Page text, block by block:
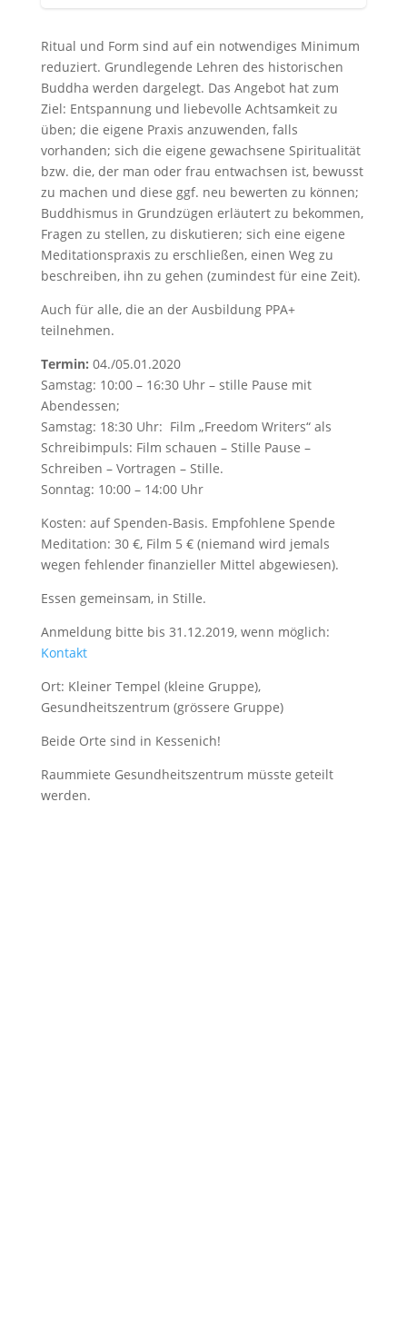
Ritual und Form sind auf ein notwendiges Minimum
reduziert. Grundlegende Lehren des historischen
Buddha werden dargelegt. Das Angebot hat zum
Ziel: Entspannung und liebevolle Achtsamkeit zu
üben; die eigene Praxis anzuwenden, falls
vorhanden; sich die eigene gewachsene Spiritualität
bzw. die, der man oder frau entwachsen ist, bewusst
zu machen und diese ggf. neu bewerten zu können;
Buddhismus in Grundzügen erläutert zu bekommen,
Fragen zu stellen, zu diskutieren; sich eine eigene
Meditationspraxis zu erschließen, einen Weg zu
beschreiben, ihn zu gehen (zumindest für eine Zeit).
Auch für alle, die an der Ausbildung PPA+
teilnehmen.
Termin: 04./05.01.2020
Samstag: 10:00 – 16:30 Uhr – stille Pause mit
Abendessen;
Samstag: 18:30 Uhr: Film „Freedom Writers“ als
Schreibimpuls: Film schauen – Stille Pause –
Schreiben – Vortragen – Stille.
Sonntag: 10:00 – 14:00 Uhr
Kosten: auf Spenden-Basis. Empfohlene Spende
Meditation: 30 €, Film 5 € (niemand wird jemals
wegen fehlender finanzieller Mittel abgewiesen).
Essen gemeinsam, in Stille.
Anmeldung bitte bis 31.12.2019, wenn möglich:
Kontakt
Ort: Kleiner Tempel (kleine Gruppe),
Gesundheitszentrum (grössere Gruppe)
Beide Orte sind in Kessenich!
Raummiete Gesundheitszentrum müsste geteilt
werden.